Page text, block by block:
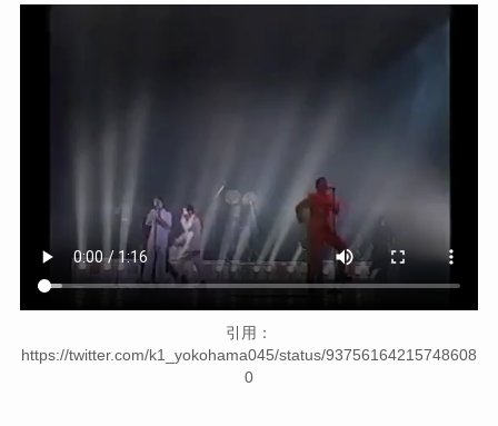
引用：
https://twitter.com/k1_yokohama045/status/93756164215748608
0